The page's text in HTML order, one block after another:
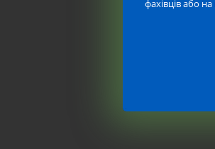
фахівців або